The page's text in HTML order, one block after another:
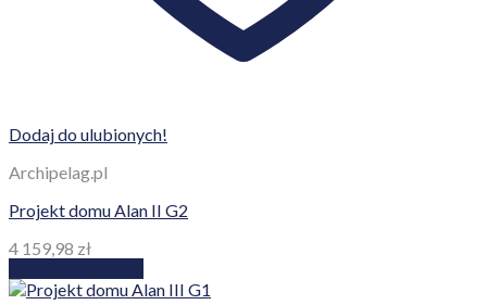
Dodaj do ulubionych!
Archipelag.pl
Projekt domu Alan II G2
4 159,98 zł